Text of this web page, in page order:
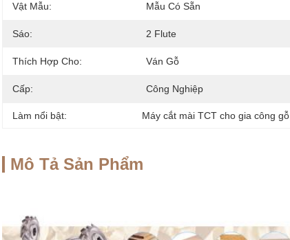
Vật Mẫu: Mẫu Có Sẵn
Sáo: 2 Flute
Thích Hợp Cho: Ván Gỗ
Cấp: Công Nghiệp
Làm nổi bật: Máy cắt mài TCT cho gia công gỗ
Mô Tả Sản Phẩm